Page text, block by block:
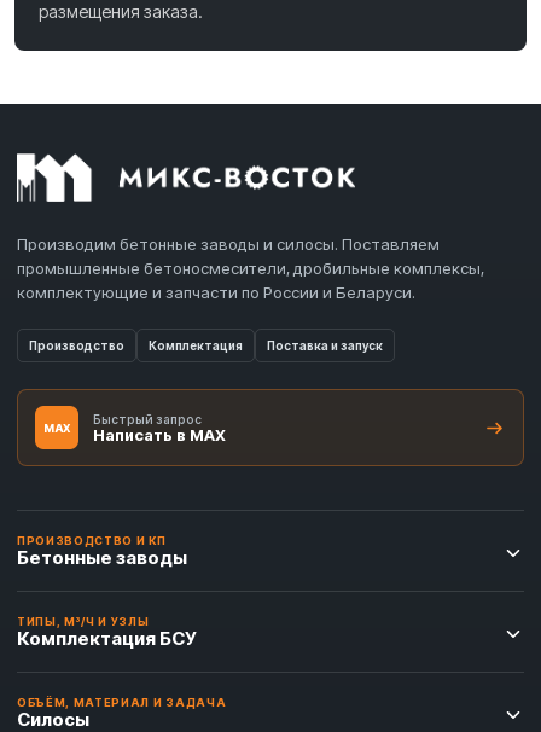
размещения заказа.
Производим бетонные заводы и силосы. Поставляем
промышленные бетоносмесители, дробильные комплексы,
комплектующие и запчасти по России и Беларуси.
Производство Комплектация Поставка и запуск
MAX
Быстрый запрос
Написать в MAX
ПРОИЗВОДСТВО И КП
Бетонные заводы
ТИПЫ, М³/Ч И УЗЛЫ
Комплектация БСУ
ОБЪЁМ, МАТЕРИАЛ И ЗАДАЧА
Силосы